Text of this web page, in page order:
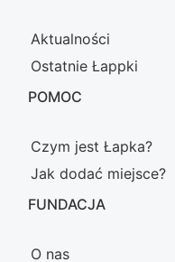
Aktualności
Ostatnie Łappki
POMOC
Czym jest Łapka?
Jak dodać miejsce?
FUNDACJA
O nas